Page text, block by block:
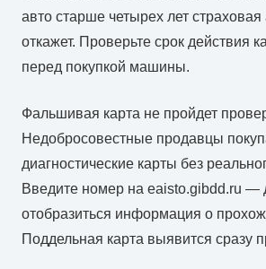
авто старше четырех лет страховая
откажет. Проверьте срок действия
перед покупкой машины.
Фальшивая карта не пройдет
Недобросовестные продавцы
диагностические карты без
Введите номер на eaisto.gibdd.ru —
отобразиться информация о
Поддельная карта выявится сразу